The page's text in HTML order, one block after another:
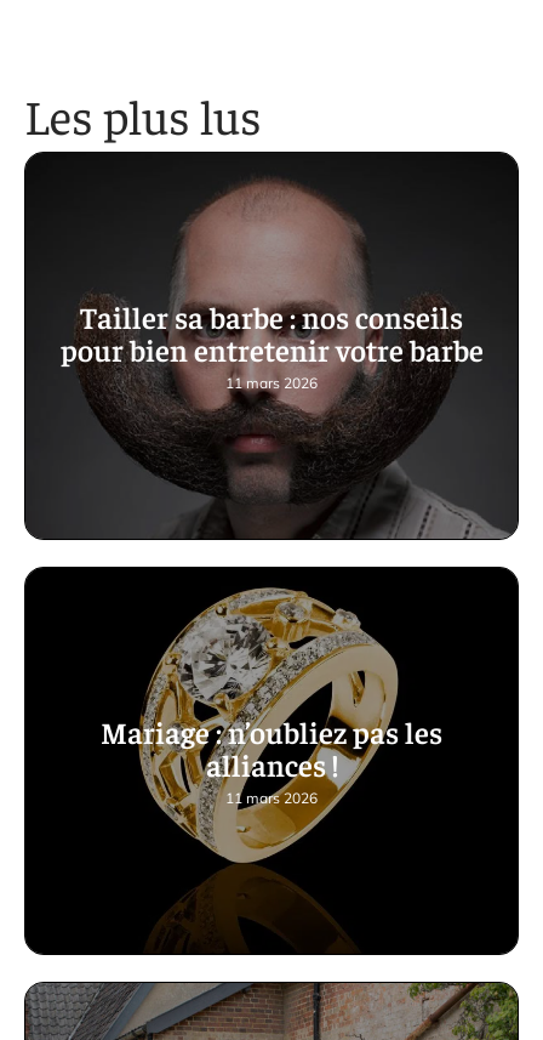
Les plus lus
Tailler sa barbe : nos conseils
pour bien entretenir votre barbe
11 mars 2026
Mariage : n’oubliez pas les
alliances !
11 mars 2026